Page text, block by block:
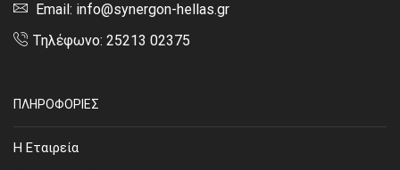
Email: info@synergon-hellas.gr
Τηλέφωνο: 25213 02375
ΠΛΗΡΟΦΟΡΙΕΣ
Η Εταιρεία